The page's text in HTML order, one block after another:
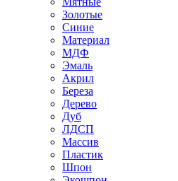
Золотые
Синие
Материал
МДФ
Эмаль
Акрил
Береза
Дерево
Дуб
ЛДСП
Массив
Пластик
Шпон